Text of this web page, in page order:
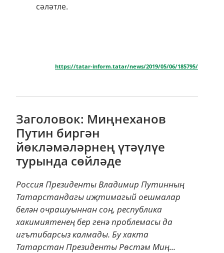
сәләтле.
https://tatar-inform.tatar/news/2019/05/06/185795/
Заголовок: Миңнеханов
Путин биргән
йөкләмәләрнең үтәүлүе
турында сөйләде
Россия Президенты Владимир Путинның
Татарстандагы иҗтимагый оешмалар
белән очрашуыннан соң, республика
хакимиятенең бер генә проблемасы да
игътибарсыз калмады. Бу хакта
Татарстан Президенты Рөстәм Миң...